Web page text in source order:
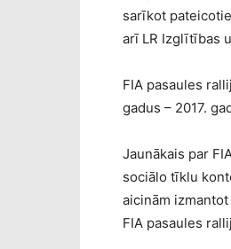
sarīkot
arī LR Izglītības
FIA pasaules
gadus – 2017.
Jaunākais par
sociālo tīklu
aicinām
FIA pasaules